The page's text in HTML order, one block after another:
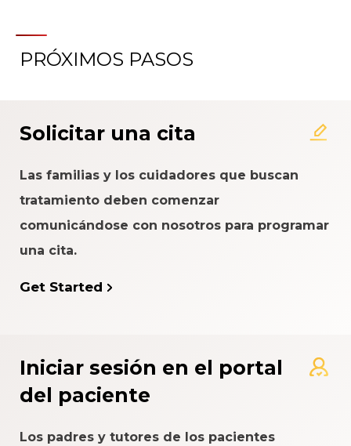
PRÓXIMOS PASOS
Solicitar una cita
Las familias y los cuidadores que buscan
tratamiento deben comenzar
comunicándose con nosotros para programar
una cita.
Get Started
Iniciar sesión en el portal
del paciente
Los padres y tutores de los pacientes